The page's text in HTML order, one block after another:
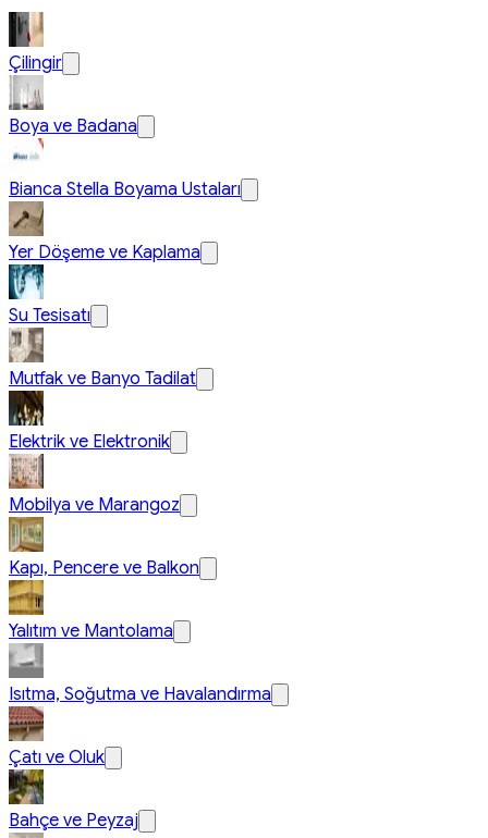
Çilingir
Boya ve Badana
Bianca Stella Boyama Ustaları
Yer Döşeme ve Kaplama
Su Tesisatı
Mutfak ve Banyo Tadilat
Elektrik ve Elektronik
Mobilya ve Marangoz
Kapı, Pencere ve Balkon
Yalıtım ve Mantolama
Isıtma, Soğutma ve Havalandırma
Çatı ve Oluk
Bahçe ve Peyzaj